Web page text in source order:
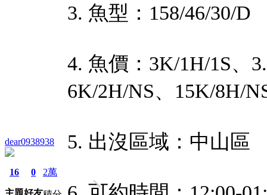
dear0938938
16
主題
0
好友
2萬
3. 魚型：158/46/30/D
4. 魚價：3K/1H/1S、
6K/2H/NS、15K/8H/
5. 出沒區域：中山區